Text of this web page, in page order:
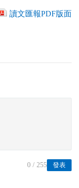
讀文匯報PDF版面
發表
0 / 255